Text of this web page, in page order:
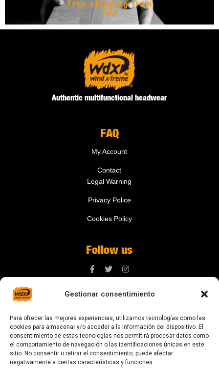
Gestionar consentimiento
Para ofrecer las mejores experiencias, utilizamos tecnologías como las
cookies para almacenar y/o acceder a la información del dispositivo. El
consentimiento de estas tecnologías nos permitirá procesar datos como
el comportamiento de navegación o las identificaciones únicas en este
sitio. No consentir o retirar el consentimiento, puede afectar
negativamente a ciertas características y funciones.
Authentic multifunctional headwear
FAQ
My Account
Contact
Legal Warning
Privacy Police
Cookies Policy
Follow us
digital@zonawind.com
Av. de la Mare de Déu de Montserrat, 115
08024 Barcelona